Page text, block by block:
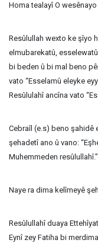
Homa tealayî O
Resûlullah wexto ke şîyo
elmubarekatû,
bi beden û bi mal beno
vato “Esselamû eleyke
Resûlulahî ancîna vato
Cebraîl (e.s) beno şahidê
şehadetî ano û vano:
Muhemmeden resûlullahî.”
Naye ra dima kelîmeyê
Resûlullahî duaya
Eynî zey Fatiha bi